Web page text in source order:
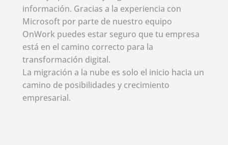
información. Gracias a la experiencia con
Microsoft por parte de nuestro equipo
OnWork puedes estar seguro que tu empresa
está en el camino correcto para la
transformación digital.
La migración a la nube es solo el inicio hacia un
camino de posibilidades y crecimiento
empresarial.